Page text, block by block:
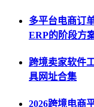
多平台电商订
ERP的阶段方
跨境卖家软件
具网址合集
2026跨境电商